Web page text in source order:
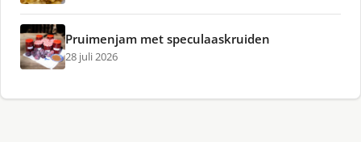
Pruimenjam met speculaaskruiden
28 juli 2026